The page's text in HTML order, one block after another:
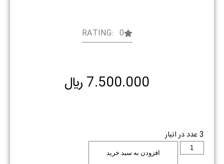
RATING: 0
7.500.000 ﷼
3 عدد در انبار
افزودن به سبد خرید